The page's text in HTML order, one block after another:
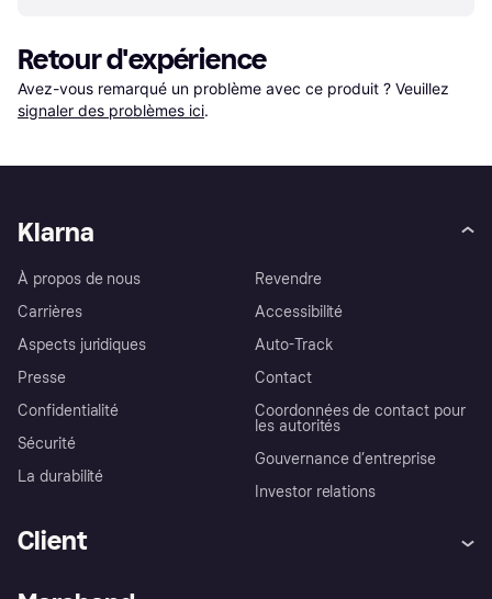
Retour d'expérience
Avez-vous remarqué un problème avec ce produit ? Veuillez
signaler des problèmes ici.
Klarna
À propos de nous
Carrières
Aspects juridiques
Presse
Confidentialité
Sécurité
La durabilité
Revendre
Accessibilité
Auto-Track
Contact
Coordonnées de contact pour
les autorités
Gouvernance d’entreprise
Investor relations
Client